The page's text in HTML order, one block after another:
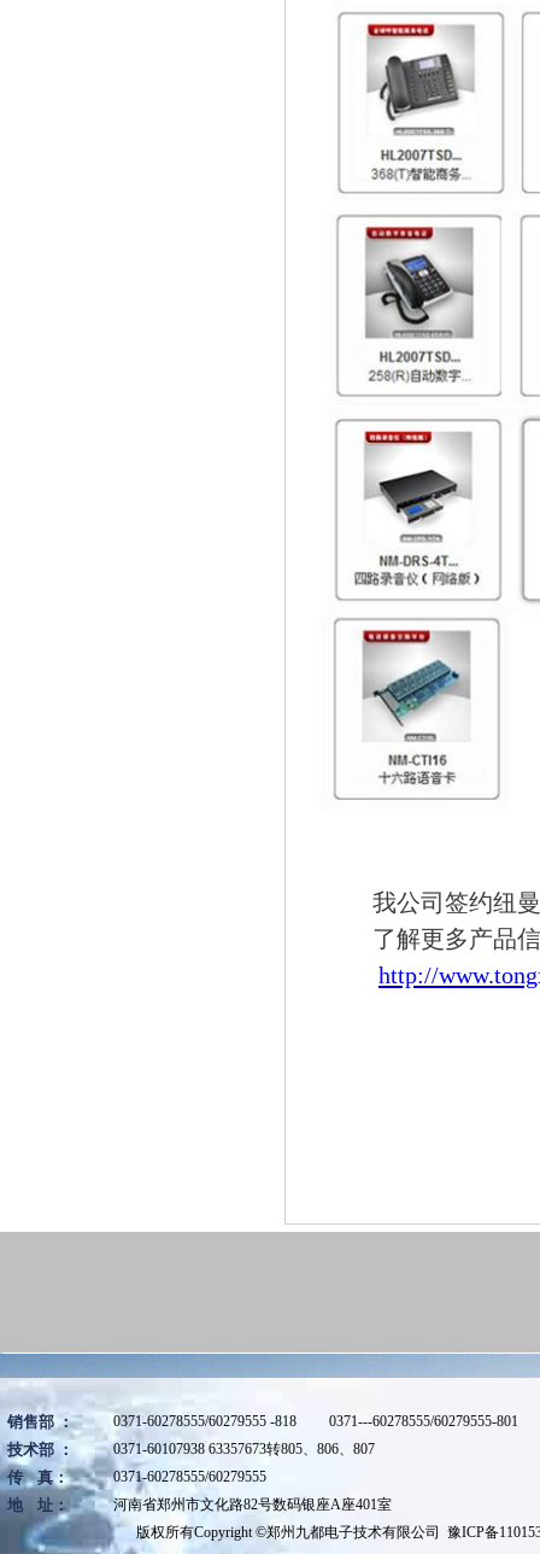
我公司签约纽曼
了解更多产品信
http://
销售部 ： 0371-60278555/60279555 -818 0371---60278555/60279555-801
技术部 ： 0371-60107938 63357673转805、806、807
传 真： 0371-60278555/60279555
地 址：
河南省郑州市文化路82号数码银座A座401室
版权所有Copyright ©郑州九都电子技术有限公司 豫ICP备